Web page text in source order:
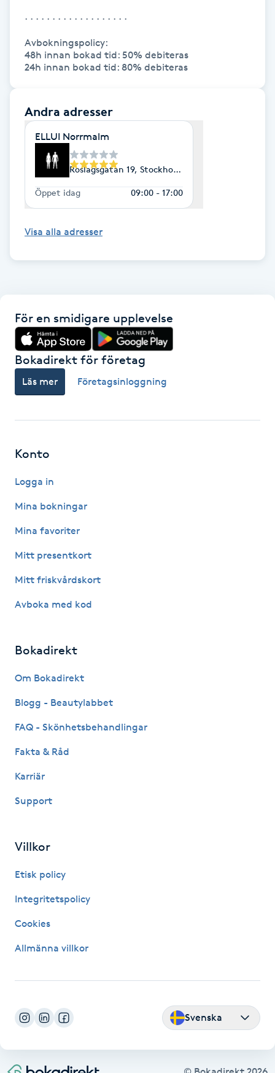
Makeup
Manikyr & Pedikyr
Massage
Medial vägledning
Medicinsk massage
Meditation
Medium
Megavolymfransar
Mesoterapi
MicroPen
Microshading
N
Nagelförlängning
Nagelförlängning akryl
Nagelförlängning gelé
Nagelförlängning glasfiber
Nagelförstärkning
Nagelsvamp
Nageltrång
Naprapati
Navelpiercing
O
· · · · · · · · · · · · · · · · · · ·
Avbokningspolicy:
48h innan bokad tid: 50% debiteras
24h innan bokad tid: 80% debiteras
Andra adresser
ELLUI Norrmalm
Roslagsgatan 19, Stockholm
Öppet idag 09:00 - 17:00
Visa alla adresser
För en smidigare upplevelse
Bokadirekt för företag
Läs mer Företagsinloggning
Konto
Logga in
Mina bokningar
Mina favoriter
Mitt presentkort
Mitt friskvårdskort
Avboka med kod
Bokadirekt
Om Bokadirekt
Blogg - Beautylabbet
FAQ - Skönhetsbehandlingar
Fakta & Råd
Karriär
Support
Villkor
Etisk policy
Integritetspolicy
Cookies
Allmänna villkor
Svenska